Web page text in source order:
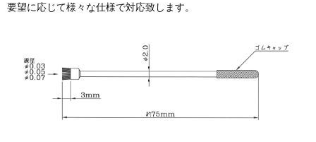
要望に応じて様々な仕様で対応致します。